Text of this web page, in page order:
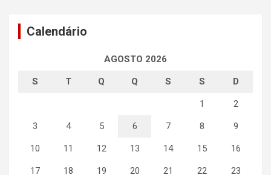
Calendário
AGOSTO 2026
S T Q Q S S D
1 2
3 4 5 6 7 8 9
10 11 12 13 14 15 16
17 18 19 20 21 22 23